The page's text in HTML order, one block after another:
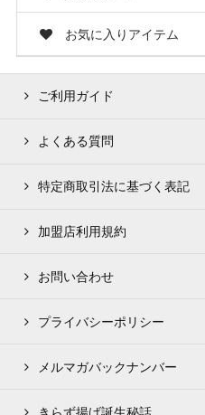
お気に入りアイテム
ご利用ガイド
よくある質問
特定商取引法に基づく表記
加盟店利用規約
お問い合わせ
プライバシーポリシー
メルマガバックナンバー
きらず揚げ誕生秘話